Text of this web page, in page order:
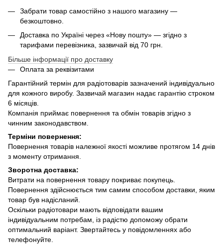
Забрати товар самостійно з нашого магазину —
безкоштовно.
Доставка по Україні через «Нову пошту» — згідно з
тарифами перевізника, зазвичай від 70 грн.
Більше інформації про доставку
Оплата за реквізитами
Гарантійний термін для радіотоварів зазначений індивідуально
для кожного виробу. Зазвичай магазин надає гарантію строком
6 місяців.
Компанія приймає повернення та обмін товарів згідно з
чинним законодавством.
Терміни повернення:
Повернення товарів належної якості можливе протягом 14 днів
з моменту отримання.
Зворотна доставка:
Витрати на повернення товару покриває покупець.
Повернення здійснюється тим самим способом доставки, яким
товар був надісланий.
Оскільки радіотовари мають відповідати вашим
індивідуальним потребам, із радістю допоможу обрати
оптимальний варіант. Звертайтесь у повідомленнях або
телефонуйте.